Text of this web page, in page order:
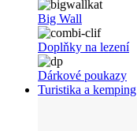
Big Wall
Doplňky na lezení
Dárkové poukazy
Turistika a kemping